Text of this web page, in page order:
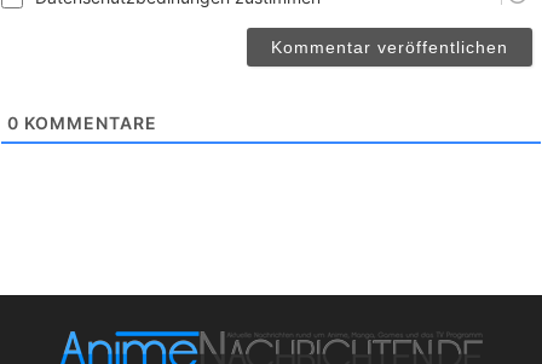
0 KOMMENTARE